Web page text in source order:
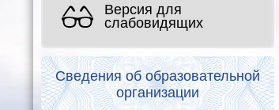
Версия для
слабовидящих
Сведения об образовательной
организации